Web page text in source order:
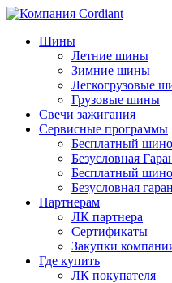
Шины
Летние шины
Зимние шины
Легкогрузовые
Грузовые шины
Свечи зажигания
Сервисные программы
Бесплатный
Безусловная
Бесплатный
Безусловная
Партнерам
ЛК партнера
Сертификаты
Закупки
Где купить
ЛК покупателя